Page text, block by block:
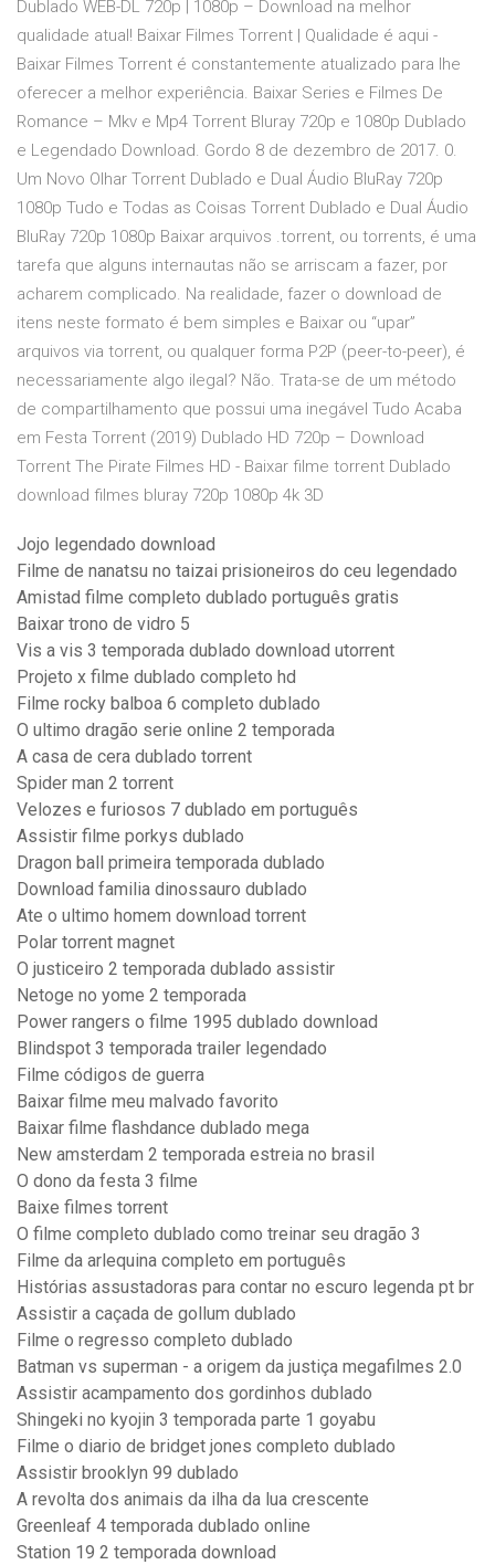
Dublado WEB-DL 720p | 1080p – Download na melhor
qualidade atual! Baixar Filmes Torrent | Qualidade é aqui -
Baixar Filmes Torrent é constantemente atualizado para lhe
oferecer a melhor experiência. Baixar Series e Filmes De
Romance – Mkv e Mp4 Torrent Bluray 720p e 1080p Dublado
e Legendado Download. Gordo 8 de dezembro de 2017. 0.
Um Novo Olhar Torrent Dublado e Dual Áudio BluRay 720p
1080p Tudo e Todas as Coisas Torrent Dublado e Dual Áudio
BluRay 720p 1080p Baixar arquivos .torrent, ou torrents, é uma
tarefa que alguns internautas não se arriscam a fazer, por
acharem complicado. Na realidade, fazer o download de
itens neste formato é bem simples e Baixar ou “upar”
arquivos via torrent, ou qualquer forma P2P (peer-to-peer), é
necessariamente algo ilegal? Não. Trata-se de um método
de compartilhamento que possui uma inegável Tudo Acaba
em Festa Torrent (2019) Dublado HD 720p – Download
Torrent The Pirate Filmes HD - Baixar filme torrent Dublado
download filmes bluray 720p 1080p 4k 3D
Jojo legendado download
Filme de nanatsu no taizai prisioneiros do ceu legendado
Amistad filme completo dublado português gratis
Baixar trono de vidro 5
Vis a vis 3 temporada dublado download utorrent
Projeto x filme dublado completo hd
Filme rocky balboa 6 completo dublado
O ultimo dragão serie online 2 temporada
A casa de cera dublado torrent
Spider man 2 torrent
Velozes e furiosos 7 dublado em português
Assistir filme porkys dublado
Dragon ball primeira temporada dublado
Download familia dinossauro dublado
Ate o ultimo homem download torrent
Polar torrent magnet
O justiceiro 2 temporada dublado assistir
Netoge no yome 2 temporada
Power rangers o filme 1995 dublado download
Blindspot 3 temporada trailer legendado
Filme códigos de guerra
Baixar filme meu malvado favorito
Baixar filme flashdance dublado mega
New amsterdam 2 temporada estreia no brasil
O dono da festa 3 filme
Baixe filmes torrent
O filme completo dublado como treinar seu dragão 3
Filme da arlequina completo em português
Histórias assustadoras para contar no escuro legenda pt br
Assistir a caçada de gollum dublado
Filme o regresso completo dublado
Batman vs superman - a origem da justiça megafilmes 2.0
Assistir acampamento dos gordinhos dublado
Shingeki no kyojin 3 temporada parte 1 goyabu
Filme o diario de bridget jones completo dublado
Assistir brooklyn 99 dublado
A revolta dos animais da ilha da lua crescente
Greenleaf 4 temporada dublado online
Station 19 2 temporada download